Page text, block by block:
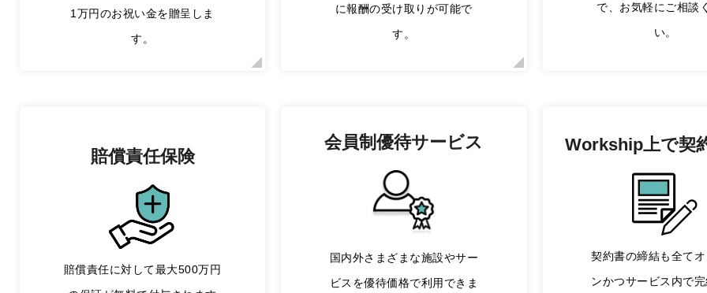
1万円のお祝い金を贈呈しま
す。
に報酬の受け取りが可能で
す。
で、お気軽にご相談
い。
賠償責任保険
賠償責任に対して最大500万円
会員制優待サービス
国内外さまざまな施設やサー
ビスを優待価格で利用できま
Workship上で契
契約書の締結も全て
ンかつサービス内で